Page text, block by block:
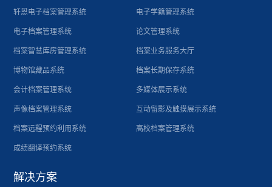
轩恩电子档案管理系统
电子档案管理系统
档案智慧库房管理系统
博物馆藏品系统
会计档案管理系统
声像档案管理系统
档案远程预约利用系统
成绩翻译预约系统
电子学籍管理系统
论文管理系统
档案业务服务大厅
档案长期保存系统
多媒体展示系统
互动留影及触摸展示系统
高校档案管理系统
解决方案